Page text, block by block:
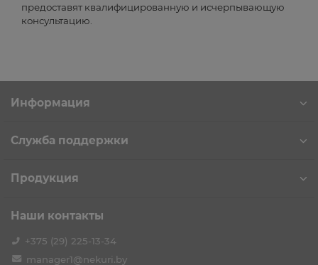
предоставят квалифицированную и исчерпывающую
консультацию.
Информация
Служба поддержки
Продукция
Наши контакты
+375 (29) 225-13-34
manager1@nekuri.by